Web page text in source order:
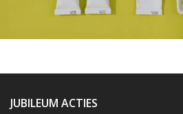
JUBILEUM ACTIES